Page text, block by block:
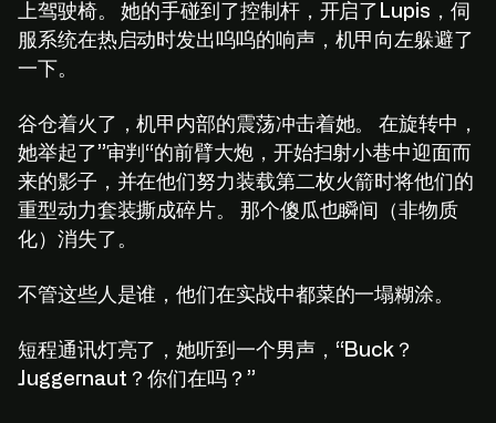
上驾驶椅。 她的手碰到了控制杆，开启了Lupis，伺
服系统在热启动时发出呜呜的响声，机甲向左躲避了
一下。
谷仓着火了，机甲内部的震荡冲击着她。 在旋转中，
她举起了”审判“的前臂大炮，开始扫射小巷中迎面而
来的影子，并在他们努力装载第二枚火箭时将他们的
重型动力套装撕成碎片。 那个傻瓜也瞬间（非物质
化）消失了。
不管这些人是谁，他们在实战中都菜的一塌糊涂。
短程通讯灯亮了，她听到一个男声，“Buck？
Juggernaut？你们在吗？”